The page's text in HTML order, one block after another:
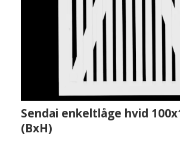
Sendai enkeltlåge hvid
(BxH)